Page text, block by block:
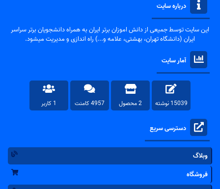
درباره سایت
این سایت توسط جمیعی از دانش اموزان برتر ایران به همراه دانشجویان برتر سراسر
ایران (دانشگاه تهران، بهشتی، علامه و...) راه اندازی و مدیریت میشود.
آمار سایت
15039 نوشته 2 محصول 4957 کامنت 1 کاربر
دسترسی سریع
وبلاگ
فروشگاه